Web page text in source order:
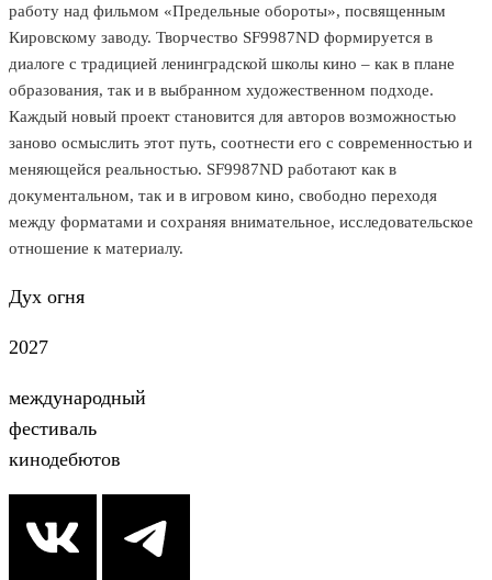
работу над фильмом «Предельные обороты», посвященным
Кировскому заводу. Творчество SF9987ND формируется в
диалоге с традицией ленинградской школы кино – как в плане
образования, так и в выбранном художественном подходе.
Каждый новый проект становится для авторов возможностью
заново осмыслить этот путь, соотнести его с современностью и
меняющейся реальностью. SF9987ND работают как в
документальном, так и в игровом кино, свободно переходя
между форматами и сохраняя внимательное, исследовательское
отношение к материалу.
Дух огня
2027
международный
фестиваль
кинодебютов